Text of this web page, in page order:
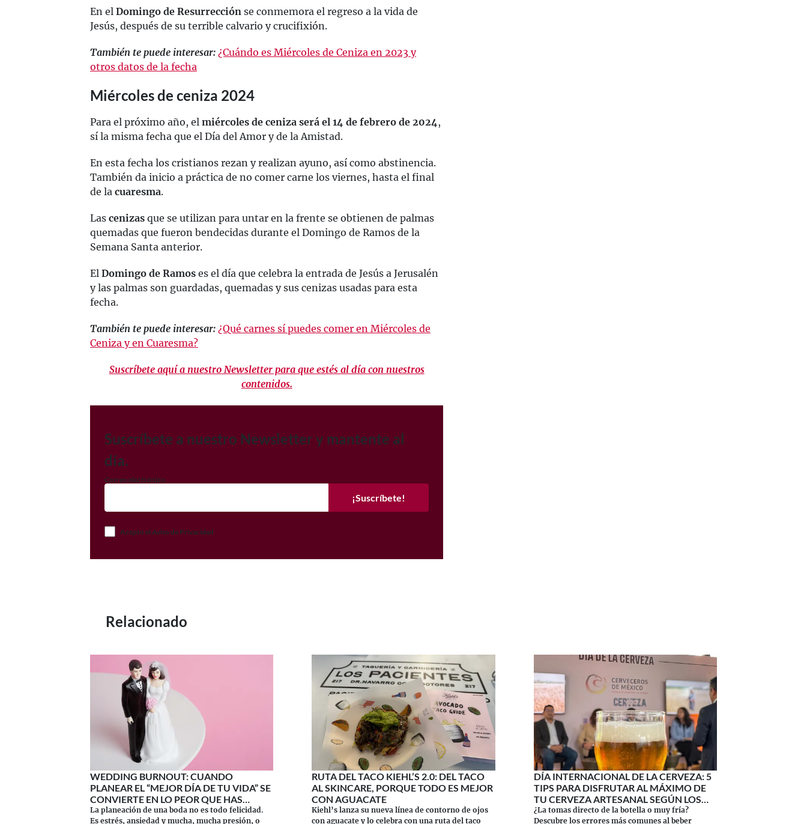
En el Domingo de Resurrección se conmemora el regreso a la vida de
Jesús, después de su terrible calvario y crucifixión.
También te puede interesar: ¿Cuándo es Miércoles de Ceniza en 2023 y
otros datos de la fecha
Miércoles de ceniza 2024
Para el próximo año, el miércoles de ceniza será el 14 de febrero de 2024 ,
sí la misma fecha que el Día del Amor y de la Amistad.
En esta fecha los cristianos rezan y realizan ayuno, así como abstinencia.
También da inicio a práctica de no comer carne los viernes, hasta el final
de la cuaresma.
Las cenizas que se utilizan para untar en la frente se obtienen de palmas
quemadas que fueron bendecidas durante el Domingo de Ramos de la
Semana Santa anterior.
El Domingo de Ramos es el día que celebra la entrada de Jesús a Jerusalén
y las palmas son guardadas, quemadas y sus cenizas usadas para esta
fecha.
También te puede interesar: ¿Qué carnes sí puedes comer en Miércoles de
Ceniza y en Cuaresma?
Suscríbete aquí a nuestro Newsletter para que estés al día con nuestros
contenidos.
Suscríbete a nuestro Newsletter y mantente al
día.
Correo electrónico
¡Suscríbete!
Acepto el Aviso de Privacidad
Relacionado
WEDDING BURNOUT: CUANDO
PLANEAR EL “MEJOR DÍA DE TU VIDA” SE
CONVIERTE EN LO PEOR QUE HAS
VIVIDO
La planeación de una boda no es todo felicidad.
Es estrés, ansiedad y mucha, mucha presión, o
RUTA DEL TACO KIEHL’S 2.0: DEL TACO
AL SKINCARE, PORQUE TODO ES MEJOR
CON AGUACATE
Kiehl’s lanza su nueva línea de contorno de ojos
con aguacate y lo celebra con una ruta del taco
DÍA INTERNACIONAL DE LA CERVEZA: 5
TIPS PARA DISFRUTAR AL MÁXIMO DE
TU CERVEZA ARTESANAL SEGÚN LOS
EXPERTOS
¿La tomas directo de la botella o muy fría?
Descubre los errores más comunes al beber